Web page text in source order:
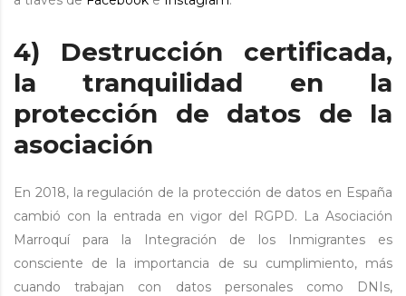
4) Destrucción certificada,
la tranquilidad en la
protección de datos de la
asociación
En 2018, la regulación de la protección de datos en España
cambió con la entrada en vigor del RGPD. La Asociación
Marroquí para la Integración de los Inmigrantes es
consciente de la importancia de su cumplimiento, más
cuando trabajan con datos personales como DNIs,